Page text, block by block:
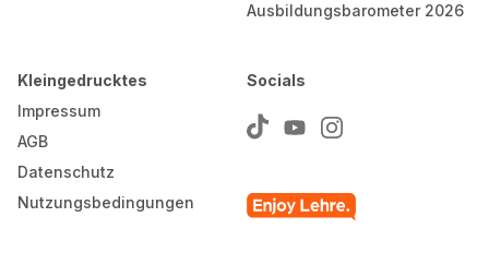
Ausbildungsbarometer 2026
Kleingedrucktes
Impressum
AGB
Datenschutz
Nutzungsbedingungen
Socials